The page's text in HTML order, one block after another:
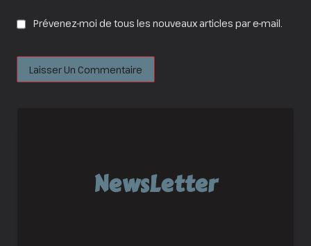
Prévenez-moi de tous les nouveaux articles par e-mail.
NewsLetter